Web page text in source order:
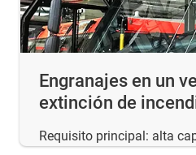
Engranajes en un
extinción de
Requisito principal: alta